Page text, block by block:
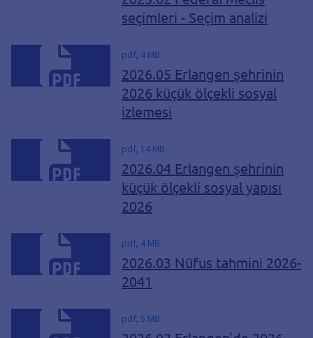
seçimleri - Seçim analizi
pdf, 4 MB
2026.05 Erlangen şehrinin
2026 küçük ölçekli sosyal
izlemesi
pdf, 14 MB
2026.04 Erlangen şehrinin
küçük ölçekli sosyal yapısı
2026
pdf, 4 MB
2026.03 Nüfus tahmini 2026-
2041
pdf, 5 MB